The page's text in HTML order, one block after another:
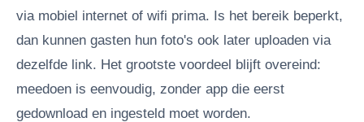
via mobiel internet of wifi prima. Is het bereik beperkt,
dan kunnen gasten hun foto's ook later uploaden via
dezelfde link. Het grootste voordeel blijft overeind:
meedoen is eenvoudig, zonder app die eerst
gedownload en ingesteld moet worden.